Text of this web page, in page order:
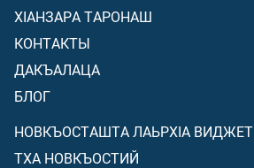
ХIАНЗАРА ТАРОНАШ
КОНТАКТЫ
ДАКЪАЛАЦА
БЛОГ
НОВКЪОСТАШТА ЛАЬРХIА ВИДЖЕТ
ТХА НОВКЪОСТИЙ